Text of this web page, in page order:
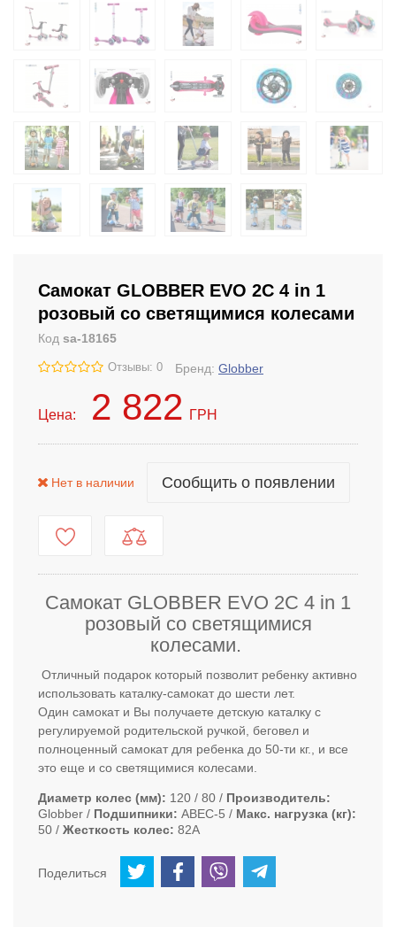
Самокат GLOBBER EVO 2С 4 in 1
розовый со светящимися колесами
Код sa-18165
Отзывы: 0 Бренд: Globber
Цена: 2 822 ГРН
Нет в наличии Сообщить о появлении
Самокат GLOBBER EVO 2С 4 in 1
розовый со светящимися
колесами.
Отличный подарок который позволит ребенку активно
использовать каталку-самокат до шести лет.
Один самокат и Вы получаете детскую каталку с
регулируемой родительской ручкой, беговел и
полноценный самокат для ребенка до 50-ти кг., и все
это еще и со светящимися колесами.
Диаметр колес (мм) 120 / 80
Производитель
Globber
Подшипники ABEC-5
Макс. нагрузка (кг)
50
Жесткость колес 82А
Поделиться